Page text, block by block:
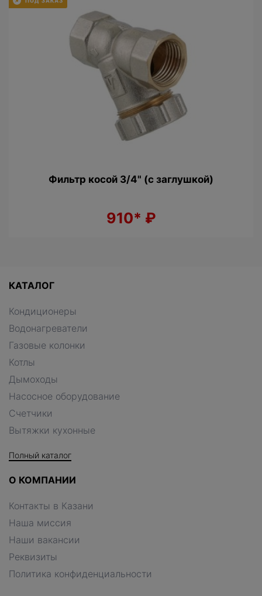
Фильтр косой 3/4" (c заглушкой)
910* ₽
КАТАЛОГ
Кондиционеры
Водонагреватели
Газовые колонки
Котлы
Дымоходы
Насосное оборудование
Счетчики
Вытяжки кухонные
Полный каталог
О КОМПАНИИ
Контакты в Казани
Наша миссия
Наши вакансии
Реквизиты
Политика конфиденциальности